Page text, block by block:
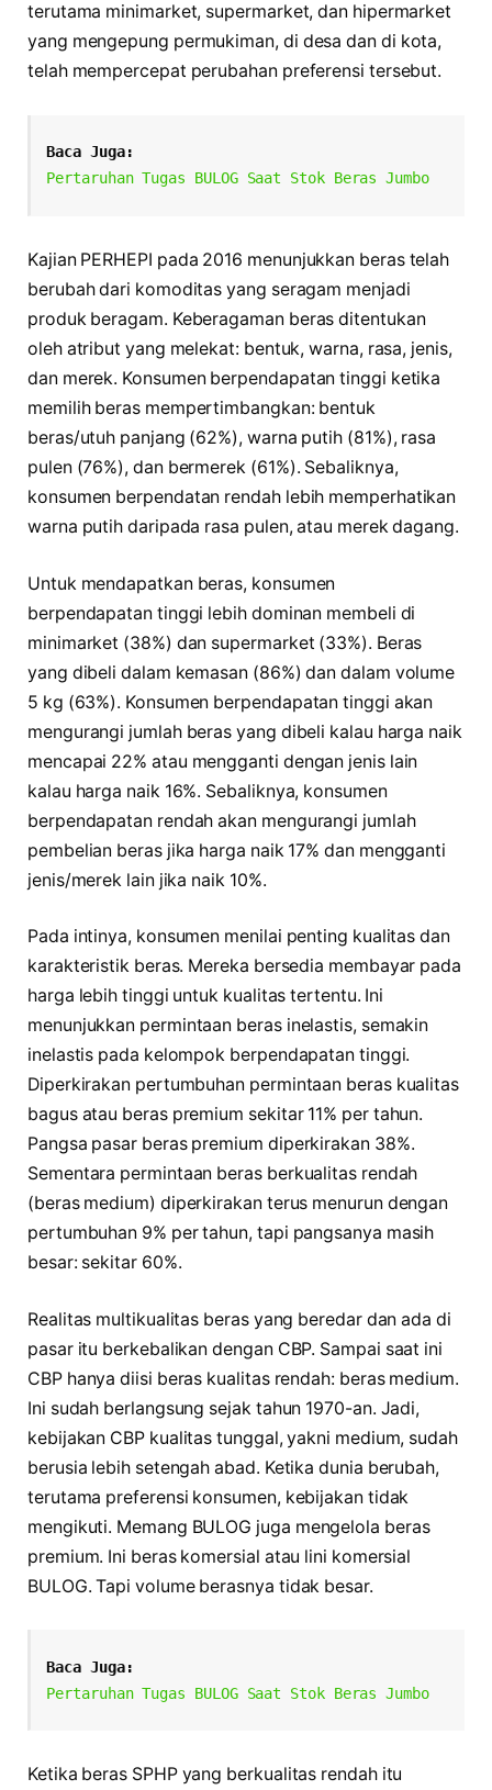
terutama minimarket, supermarket, dan hipermarket
yang mengepung permukiman, di desa dan di kota,
telah mempercepat perubahan preferensi tersebut.
Baca Juga:
Pertaruhan Tugas BULOG Saat Stok Beras Jumbo
Kajian PERHEPI pada 2016 menunjukkan beras telah
berubah dari komoditas yang seragam menjadi
produk beragam. Keberagaman beras ditentukan
oleh atribut yang melekat: bentuk, warna, rasa, jenis,
dan merek. Konsumen berpendapatan tinggi ketika
memilih beras mempertimbangkan: bentuk
beras/utuh panjang (62%), warna putih (81%), rasa
pulen (76%), dan bermerek (61%). Sebaliknya,
konsumen berpendatan rendah lebih memperhatikan
warna putih daripada rasa pulen, atau merek dagang.
Untuk mendapatkan beras, konsumen
berpendapatan tinggi lebih dominan membeli di
minimarket (38%) dan supermarket (33%). Beras
yang dibeli dalam kemasan (86%) dan dalam volume
5 kg (63%). Konsumen berpendapatan tinggi akan
mengurangi jumlah beras yang dibeli kalau harga naik
mencapai 22% atau mengganti dengan jenis lain
kalau harga naik 16%. Sebaliknya, konsumen
berpendapatan rendah akan mengurangi jumlah
pembelian beras jika harga naik 17% dan mengganti
jenis/merek lain jika naik 10%.
Pada intinya, konsumen menilai penting kualitas dan
karakteristik beras. Mereka bersedia membayar pada
harga lebih tinggi untuk kualitas tertentu. Ini
menunjukkan permintaan beras inelastis, semakin
inelastis pada kelompok berpendapatan tinggi.
Diperkirakan pertumbuhan permintaan beras kualitas
bagus atau beras premium sekitar 11% per tahun.
Pangsa pasar beras premium diperkirakan 38%.
Sementara permintaan beras berkualitas rendah
(beras medium) diperkirakan terus menurun dengan
pertumbuhan 9% per tahun, tapi pangsanya masih
besar: sekitar 60%.
Realitas multikualitas beras yang beredar dan ada di
pasar itu berkebalikan dengan CBP. Sampai saat ini
CBP hanya diisi beras kualitas rendah: beras medium.
Ini sudah berlangsung sejak tahun 1970-an. Jadi,
kebijakan CBP kualitas tunggal, yakni medium, sudah
berusia lebih setengah abad. Ketika dunia berubah,
terutama preferensi konsumen, kebijakan tidak
mengikuti. Memang BULOG juga mengelola beras
premium. Ini beras komersial atau lini komersial
BULOG. Tapi volume berasnya tidak besar.
Baca Juga:
Pertaruhan Tugas BULOG Saat Stok Beras Jumbo
Ketika beras SPHP yang berkualitas rendah itu